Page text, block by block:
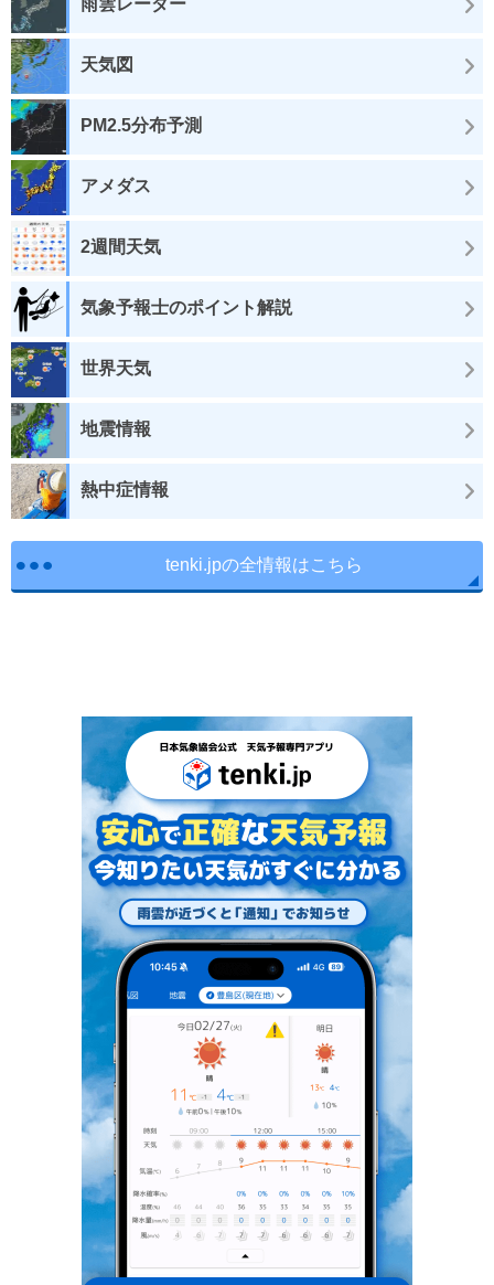
天気図
PM2.5分布予測
アメダス
2週間天気
気象予報士のポイント解説
世界天気
地震情報
熱中症情報
tenki.jpの全情報はこちら